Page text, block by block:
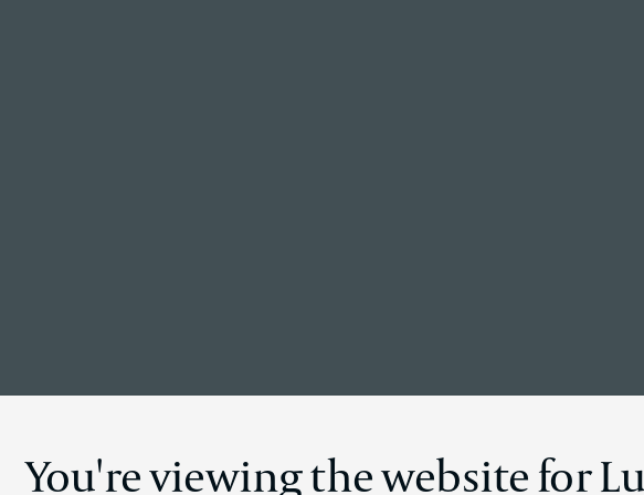
You're viewing the website for